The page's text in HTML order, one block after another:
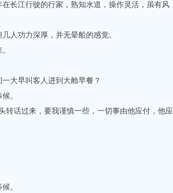
江行驶的行家，熟知水道，操作灵活，虽有风
功力深厚，并无晕船的感觉。
大早叫客人进到大舱早餐？
。
话过来，要我谨慎一些，一切事由他应付，他应
。